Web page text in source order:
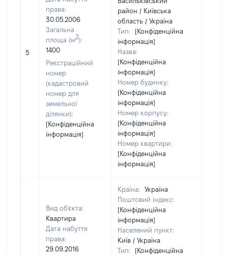
5
права:
30.05.2006
Загальна
площа (м2):
1400
Реєстраційний
номер
(кадастровий
номер для
земельної
ділянки):
[Конфіденційна
інформація]
район / Київська
область / Україна
Тип:
[Конфіденційна
інформація]
Назва:
[Конфіденційна
інформація]
Номер будинку:
[Конфіденційна
інформація]
Номер корпусу:
[Конфіденційна
інформація]
Номер квартири:
[Конфіденційна
інформація]
Вид об'єкта:
Квартира
Дата набуття
права:
29.09.2016
Країна:
Україна
Поштовий індекс:
[Конфіденційна
інформація]
Населений пункт:
Київ / Україна
Тип:
[Конфіденційна